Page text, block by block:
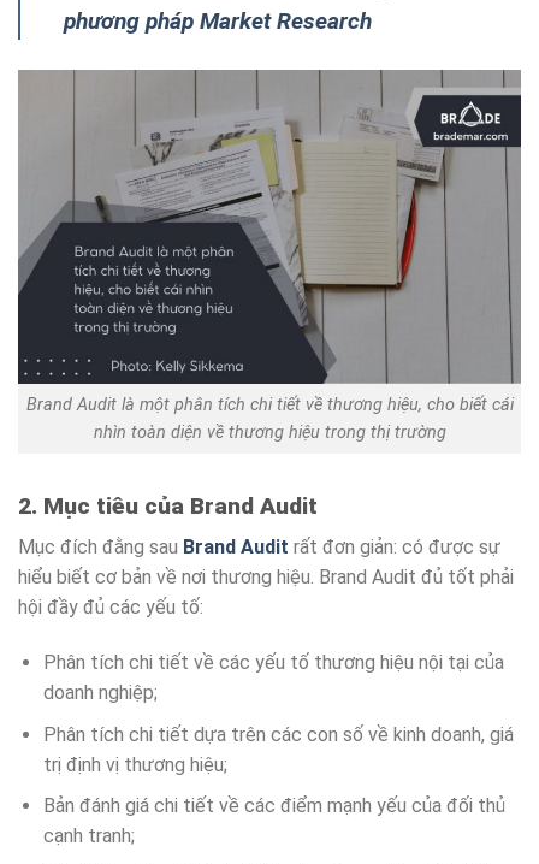
phương pháp Market Research
Brand Audit là một phân tích chi tiết về thương hiệu, cho biết cái
nhìn toàn diện về thương hiệu trong thị trường
2. Mục tiêu của Brand Audit
Mục đích đằng sau Brand Audit rất đơn giản: có được sự
hiểu biết cơ bản về nơi thương hiệu. Brand Audit đủ tốt phải
hội đầy đủ các yếu tố:
Phân tích chi tiết về các yếu tố thương hiệu nội tại của
doanh nghiệp;
Phân tích chi tiết dựa trên các con số về kinh doanh, giá
trị định vị thương hiệu;
Bản đánh giá chi tiết về các điểm mạnh yếu của đối thủ
cạnh tranh;